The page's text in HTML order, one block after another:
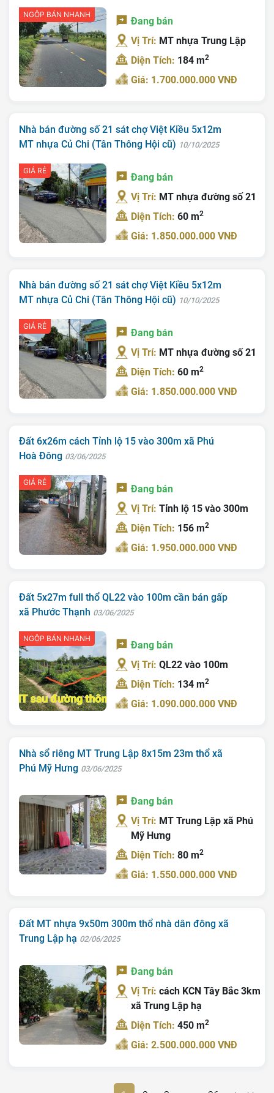
Trang chủ
Giới Thiệu
Nhà Bán
Nhà Đất Giá Tốt
Ký Gửi
Liên Hệ
Tin Tức
NGỘP BÁN NHANH
Đang bán
Vị Trí: MT nhựa Trung Lập
Diện Tích: 184 m2
Giá: 1.700.000.000 VNĐ
Nhà bán đường số 21 sát chợ Việt Kiều 5x12m
MT nhựa Củ Chi (Tân Thông Hội cũ) 10/10/2025
GIÁ RẺ
Đang bán
Vị Trí: MT nhựa đường số 21
Diện Tích:60 m2
Giá: 1.850.000.000 VNĐ
Nhà bán đường số 21 sát chợ Việt Kiều 5x12m
MT nhựa Củ Chi (Tân Thông Hội cũ) 10/10/2025
GIÁ RẺ
Đang bán
Vị Trí: MT nhựa đường số 21
Diện Tích:60 m2
Giá: 1.850.000.000 VNĐ
Đất 6x26m cách Tỉnh lộ 15 vào 300m xã Phú
Hoà Đông 03/06/2025
GIÁ RẺ
Đang bán
Vị Trí:Tỉnh lộ 15 vào 300m
Diện Tích: 156 m2
Giá: 1.950.000.000 VNĐ
Đất 5x27m full thổ QL22 vào 100m cần bán gấp
xã Phước Thạnh 03/06/2025
NGỘP BÁN NHANH
Đang bán
Vị Trí:QL22 vào 100m
Diện Tích: 134 m2
Giá: 1.090.000.000 VNĐ
Nhà sổ riêng MT Trung Lập 8x15m 23m thổ xã
Phú Mỹ Hưng 03/06/2025
Đang bán
Vị Trí: MT Trung Lập xã Phú
Mỹ Hưng
Diện Tích:80 m2
Giá: 1.550.000.000 VNĐ
Đất MT nhựa 9x50m 300m thổ nhà dân đông xã
Trung Lập hạ 02/06/2025
Đang bán
Vị Trí:cách KCN Tây Bắc 3km
xã Trung Lập hạ
Diện Tích:450 m2
Giá: 2.500.000.000 VNĐ